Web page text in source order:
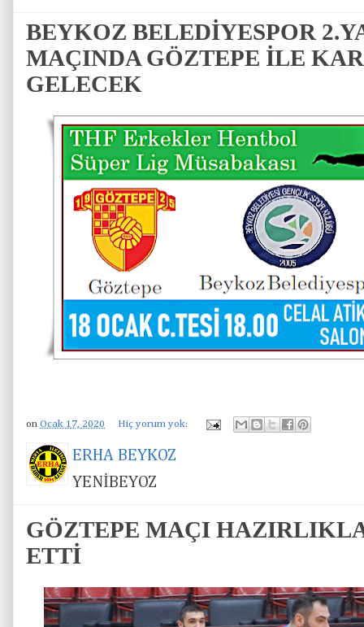
BEYKOZ BELEDİYESPOR
MAÇINDA GÖZTEPE İLE
GELECEK
on Ocak 17, 2020 Hiç yorum yok:
ERHA BEYKOZ
YENİBEYOZ
GÖZTEPE MAÇI
ETTİ